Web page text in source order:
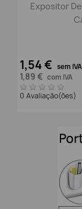
Expositor
1,54 € sem IVA
1,89 € com IVA
0 Avaliação(ões)